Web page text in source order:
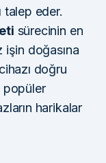
talep eder.
sürecinin en
işin doğasına
doğru
popüler
harikalar